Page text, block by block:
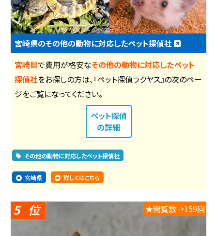
宮崎県のその他の動物に対応したペット探偵社
宮崎県で費用が格安なその他の動物に対応したペット
探偵社をお探しの方は、『ペット探偵ラクヤス』の次のペー
ジをご覧になってください。
ペット探偵
の詳細
その他の動物に対応したペット探偵社
宮崎県 詳しくはこちら
5 ★閲覧数→159回